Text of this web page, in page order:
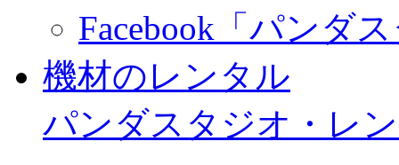
Facebook「パンダ
機材のレンタル
パンダスタジオ・レ